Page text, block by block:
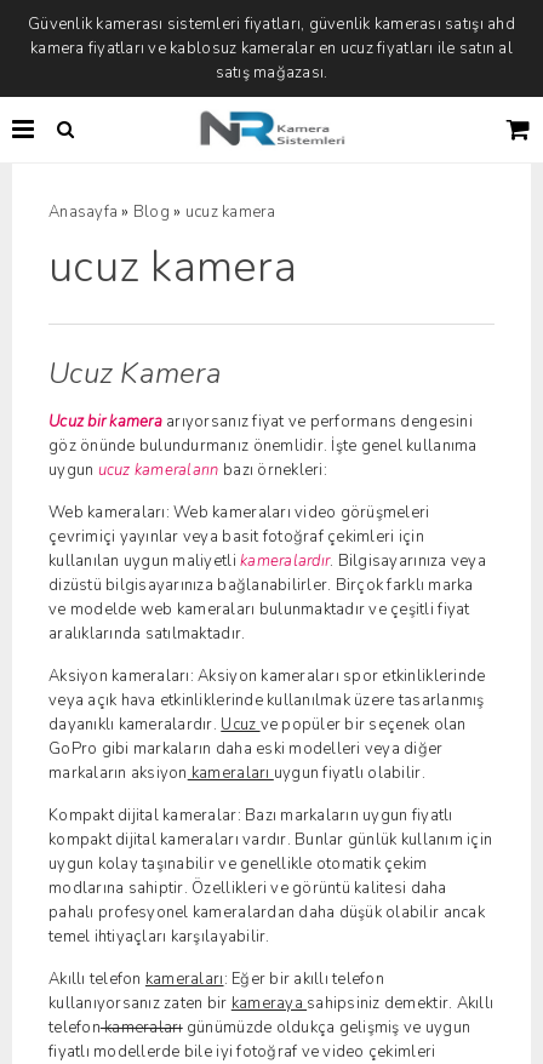
Güvenlik kamerası sistemleri fiyatları, güvenlik kamerası satışı ahd
kamera fiyatları ve kablosuz kameralar en ucuz fiyatları ile satın al
satış mağazası.
Anasayfa » Blog » ucuz kamera
ucuz kamera
Ucuz Kamera
Ucuz bir kameraarıyorsanız fiyat ve performans dengesini
göz önünde bulundurmanız önemlidir. İşte genel kullanıma
uygun ucuz kameraların bazı örnekleri:
Web kameraları: Web kameraları video görüşmeleri
çevrimiçi yayınlar veya basit fotoğraf çekimleri için
kullanılan uygun maliyetlikameralardır. Bilgisayarınıza veya
dizüstü bilgisayarınıza bağlanabilirler. Birçok farklı marka
ve modelde web kameraları bulunmaktadır ve çeşitli fiyat
aralıklarında satılmaktadır.
Aksiyon kameraları: Aksiyon kameraları spor etkinliklerinde
veya açık hava etkinliklerinde kullanılmak üzere tasarlanmış
dayanıklı kameralardır. Ucuz ve popüler bir seçenek olan
GoPro gibi markaların daha eski modelleri veya diğer
markaların aksiyon kameraları uygun fiyatlı olabilir.
Kompakt dijital kameralar: Bazı markaların uygun fiyatlı
kompakt dijital kameraları vardır. Bunlar günlük kullanım için
uygun kolay taşınabilir ve genellikle otomatik çekim
modlarına sahiptir. Özellikleri ve görüntü kalitesi daha
pahalı profesyonel kameralardan daha düşük olabilir ancak
temel ihtiyaçları karşılayabilir.
Akıllı telefon kameraları: Eğer bir akıllı telefon
kullanıyorsanız zaten bir kameraya sahipsiniz demektir. Akıllı
telefonkameralarıgünümüzde oldukça gelişmiş ve uygun
fiyatlı modellerde bile iyi fotoğraf ve video çekimleri